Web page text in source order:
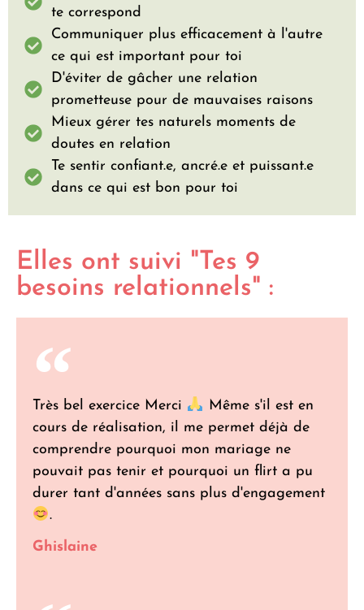
te correspond
Communiquer plus efficacement à l'autre
ce qui est important pour toi
D'éviter de gâcher une relation
prometteuse pour de mauvaises raisons
Mieux gérer tes naturels moments de
doutes en relation
Te sentir confiant.e, ancré.e et puissant.e
dans ce qui est bon pour toi
Elles ont suivi "Tes 9
besoins relationnels" :
Très bel exercice Merci
Même s'il est en
cours de réalisation, il me permet déjà de
comprendre pourquoi mon mariage ne
pouvait pas tenir et pourquoi un flirt a pu
durer tant d'années sans plus d'engagement
.
Ghislaine